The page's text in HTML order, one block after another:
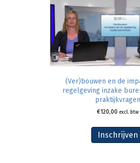
(Ver)bouwen en de
regelgeving inzake
praktijkvragen
€120,00 excl. btw
Inschrijven